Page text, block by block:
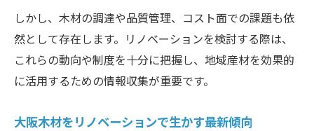
リノベーションで進める脱炭素社会の木材
利用
大阪府内産木材が支える環境配慮リノベー
ション
例集
しかし、木材の調達や品質管理、コスト面での課題も依
然として存在します。リノベーションを検討する際は、
これらの動向や制度を十分に把握し、地域産材を効果的
に活用するための情報収集が重要です。
大阪木材をリノベーションで生かす最新傾向